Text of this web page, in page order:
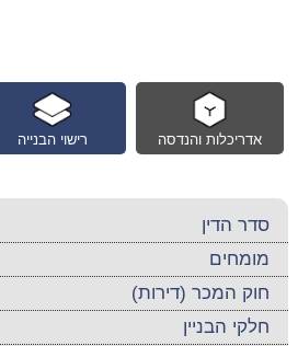
רישוי הבנייה אדריכלות והנדסה
סדר הדין
מומחים
חוק המכר (דירות)
חלקי הבניין